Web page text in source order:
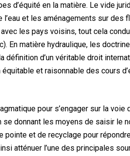
d’équité en la matière. Le vide
et les aménagements sur des
les pays voisins, tout cela
En matière hydraulique, les
définition d’un véritable droit
et raisonnable des cours
pour s’engager sur la voie
donnant les moyens de saisir le
et de recyclage pour
atténuer l’une des principales